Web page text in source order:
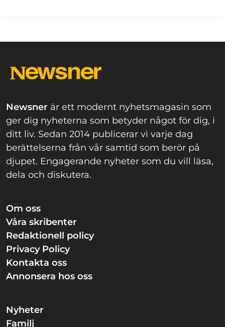
Newsner är ett modernt nyhetsmagasin som
ger dig nyheterna som betyder något för dig, i
ditt liv. Sedan 2014 publicerar vi varje dag
berättelserna från vår samtid som berör på
djupet. Engagerande nyheter som du vill läsa,
dela och diskutera.
Om oss
Våra skribenter
Redaktionell policy
Privacy Policy
Kontakta oss
Annonsera hos oss
Nyheter
Familj